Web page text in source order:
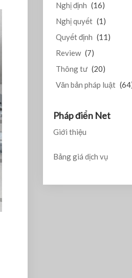
Nghị định (16)
Nghị quyết (1)
Quyết định (11)
Review (7)
Thông tư (20)
Văn bản pháp luật
Pháp điển Net
Giới thiệu
Bảng giá dịch vụ